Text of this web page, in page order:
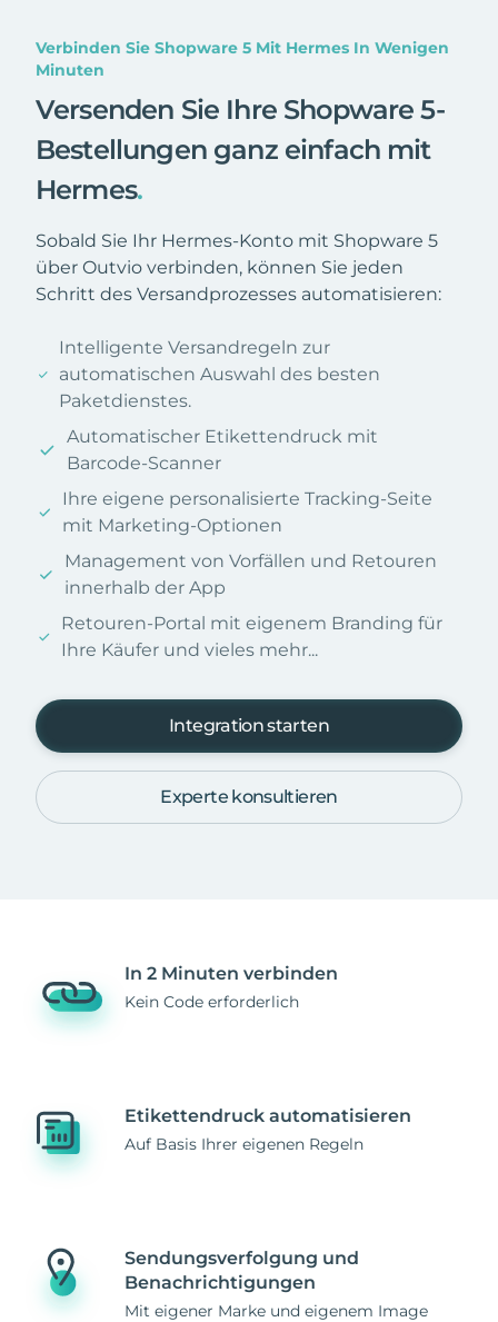
Verbinden Sie Shopware 5 Mit Hermes In Wenigen
Minuten
Versenden Sie Ihre Shopware 5-
Bestellungen ganz einfach mit
Hermes.
Sobald Sie Ihr Hermes-Konto mit Shopware 5
über Outvio verbinden, können Sie jeden
Schritt des Versandprozesses automatisieren:
Intelligente Versandregeln zur
automatischen Auswahl des besten
Paketdienstes.
Automatischer Etikettendruck mit
Barcode-Scanner
Ihre eigene personalisierte Tracking-Seite
mit Marketing-Optionen
Management von Vorfällen und Retouren
innerhalb der App
Retouren-Portal mit eigenem Branding für
Ihre Käufer und vieles mehr...
Integration starten
Experte konsultieren
In 2 Minuten verbinden
Kein Code erforderlich
Etikettendruck automatisieren
Auf Basis Ihrer eigenen Regeln
Sendungsverfolgung und
Benachrichtigungen
Mit eigener Marke und eigenem Image